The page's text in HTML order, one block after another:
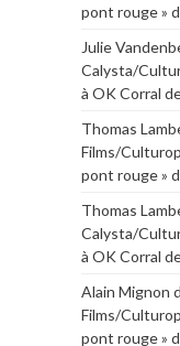
pont rouge »
Julie
Calysta/
à OK Corral
Thomas
Films/
pont rouge »
Thomas
Calysta/
à OK Corral
Alain Mignon
Films/
pont rouge »